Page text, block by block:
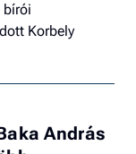
bírói
Korbely
András